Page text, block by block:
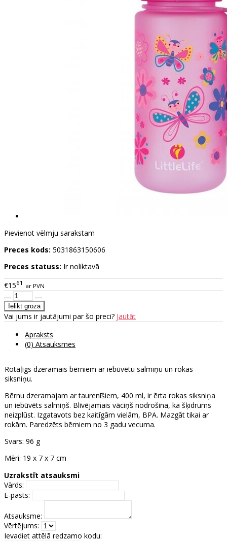
Pievienot vēlmju sarakstam
Preces kods: 5031863150606
Preces statuss: Ir noliktavā
€1561 ar PVN
Vai jums ir jautājumi par šo preci? Jautāt
Apraksts
(0) Atsauksmes
Rotaļīgs dzeramais bērniem ar iebūvētu salmiņu un rokas
siksniņu.
Bērnu dzeramajam ar taurenīšiem, 400 ml, ir ērta rokas siksniņa
un iebūvēts salmiņš. Blīvējamais vāciņš nodrošina, ka šķidrums
neizplūst. Izgatavots bez kaitīgām vielām, BPA. Mazgāt tikai ar
rokām. Paredzēts bērniem no 3 gadu vecuma.
Svars: 96 g
Mēri: 19 x 7 x 7 cm
Uzrakstīt atsauksmi
Vārds:
E-pasts:
Atsauksme:
Vērtējums:
Ievadiet attēlā redzamo kodu: